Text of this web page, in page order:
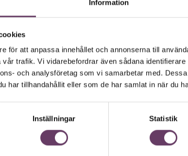
Information
för att anpassa innehållet och annonserna till
trafik. Vi vidarebefordrar även sådana
och analysföretag som vi samarbetar med.
har tillhandahållit eller som de har samlat in när du
Inställningar Statistik
Läs vår integritetspolicy här